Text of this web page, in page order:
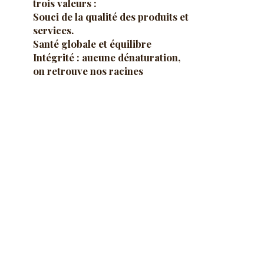
trois valeurs :
Souci de la qualité des produits et
services.
Santé globale et équilibre
Intégrité : aucune dénaturation,
on retrouve nos racines